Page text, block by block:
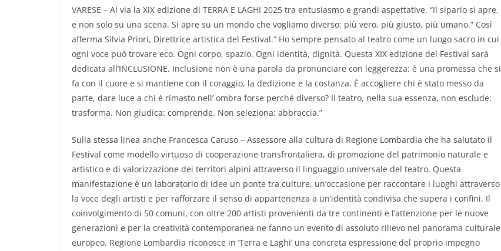
VARESE – Al via la XIX edizione di TERRA E LAGHI 2025 tra entusiasmo e grandi aspettative. “Il sipario si apre,
e non solo su una scena. Si apre su un mondo che vogliamo diverso: più vero, più giusto, più umano.” Così
afferma Silvia Priori, Direttrice artistica del Festival.“ Ho sempre pensato al teatro come un luogo sacro in cui
ogni voce può trovare eco. Ogni corpo, spazio. Ogni identità, dignità. Questa XIX edizione del Festival sarà
dedicata all’INCLUSIONE. Inclusione non è una parola da pronunciare con leggerezza: è una promessa che si
fa con il cuore e si mantiene con il coraggio, la dedizione e la costanza. È accogliere chi è stato messo da
parte, dare luce a chi è rimasto nell’ ombra forse perché diverso? Il teatro, nella sua essenza, non esclude:
trasforma. Non giudica: comprende. Non seleziona: abbraccia.”
Sulla stessa linea anche Francesca Caruso – Assessore alla cultura di Regione Lombardia che ha salutato il
Festival come modello virtuoso di cooperazione transfrontaliera, di promozione del patrimonio naturale e
artistico e di valorizzazione dei territori alpini attraverso il linguaggio universale del teatro. Questa
manifestazione è un laboratorio di idee un ponte tra culture, un’occasione per raccontare i luoghi attraverso
la voce degli artisti e per rafforzare il senso di appartenenza a un’identità condivisa che supera i confini. Il
coinvolgimento di 50 comuni, con oltre 200 artisti provenienti da tre continenti e l’attenzione per le nuove
generazioni e per la creatività contemporanea ne fanno un evento di assoluto rilievo nel panorama culturale
europeo. Regione Lombardia riconosce in ‘Terra e Laghi’ una concreta espressione del proprio impegno